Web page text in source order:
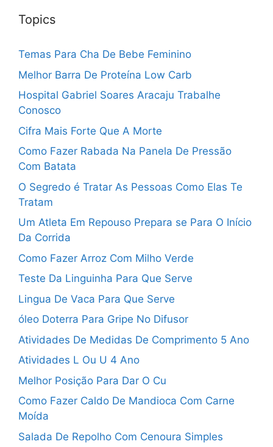
Topics
Temas Para Cha De Bebe Feminino
Melhor Barra De Proteína Low Carb
Hospital Gabriel Soares Aracaju Trabalhe
Conosco
Cifra Mais Forte Que A Morte
Como Fazer Rabada Na Panela De Pressão
Com Batata
O Segredo é Tratar As Pessoas Como Elas Te
Tratam
Um Atleta Em Repouso Prepara se Para O Início
Da Corrida
Como Fazer Arroz Com Milho Verde
Teste Da Linguinha Para Que Serve
Lingua De Vaca Para Que Serve
óleo Doterra Para Gripe No Difusor
Atividades De Medidas De Comprimento 5 Ano
Atividades L Ou U 4 Ano
Melhor Posição Para Dar O Cu
Como Fazer Caldo De Mandioca Com Carne
Moída
Salada De Repolho Com Cenoura Simples